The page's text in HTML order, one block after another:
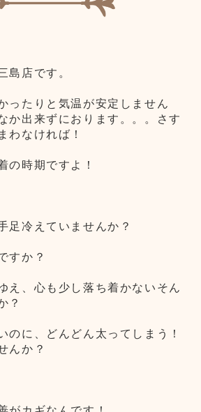
島店です。
ったりと気温が安定しません
か出来ずにおります。。。さす
わなければ！
の時期ですよ！
足冷えていませんか？
すか？
え、心も少し落ち着かないそん
？
のに、どんどん太ってしまう！
んか？